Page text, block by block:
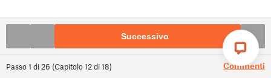
Passo1 di 26 (Capitolo12di18) Commenti
Successivo